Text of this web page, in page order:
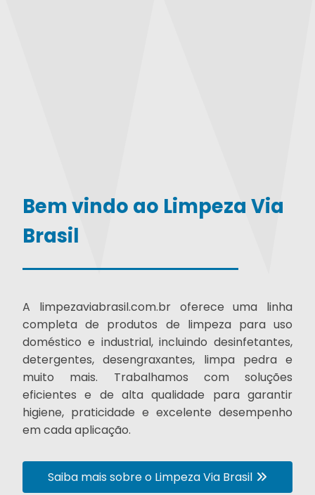
Bem vindo ao Limpeza Via
Brasil
A limpezaviabrasil.com.br oferece uma linha
completa de produtos de limpeza para uso
doméstico e industrial, incluindo desinfetantes,
detergentes, desengraxantes, limpa pedra e
muito mais. Trabalhamos com soluções
eficientes e de alta qualidade para garantir
higiene, praticidade e excelente desempenho
em cada aplicação.
Saiba mais sobre o Limpeza Via Brasil